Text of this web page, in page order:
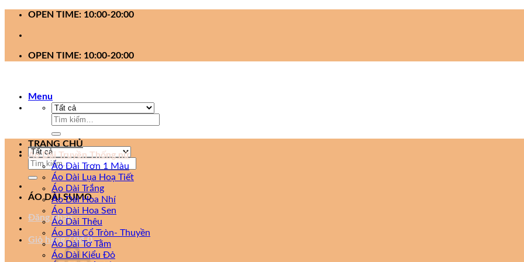
OPEN TIME: 10:00-20:00
OPEN TIME: 10:00-20:00
Menu
Tìm
Tìm
ÁO DÀI SUMO
Đăng nhập
Giỏ hàng /0₫ 0
TRANG CHỦ
Áo Dài Truyền Thống nữ
Áo Dài Trơn 1 Màu
Áo Dài Lụa Hoạ Tiết
Áo Dài Trắng
Áo Dài Hoa Nhí
Áo Dài Hoa Sen
Áo Dài Thêu
Áo Dài Cổ Tròn- Thuyền
Áo Dài Tơ Tằm
Áo Dài Kiểu Đỏ